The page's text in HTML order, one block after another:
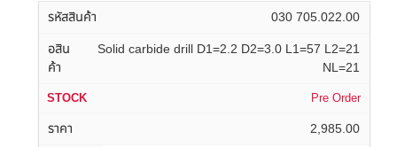
030 705.022.00
Solid carbide drill D1=2.2 D2=3.0 L1=57 L2=21
NL=21
Pre Order
2,985.00